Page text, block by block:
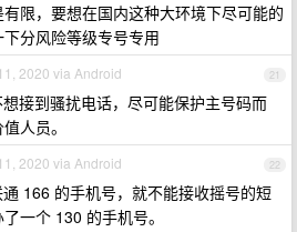
限，要想在国内这种大环境下尽可能的
分风险等级专号专用
21
2020 via Android
接到骚扰电话，尽可能保护主号码而
人员。
22
2020 via Android
166 的手机号，就不能接收摇号的短
一个 130 的手机号。